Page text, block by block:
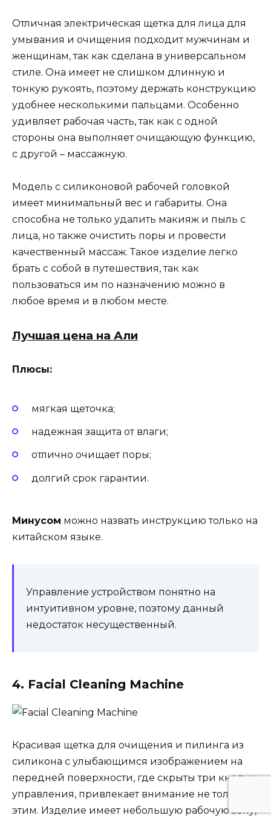
Отличная электрическая щетка для лица для
умывания и очищения подходит мужчинам и
женщинам, так как сделана в универсальном
стиле. Она имеет не слишком длинную и
тонкую рукоять, поэтому держать конструкцию
удобнее несколькими пальцами. Особенно
удивляет рабочая часть, так как с одной
стороны она выполняет очищающую функцию,
с другой – массажную.
Модель с силиконовой рабочей головкой
имеет минимальный вес и габариты. Она
способна не только удалить макияж и пыль с
лица, но также очистить поры и провести
качественный массаж. Такое изделие легко
брать с собой в путешествия, так как
пользоваться им по назначению можно в
любое время и в любом месте.
Лучшая цена на Али
Плюсы:
мягкая щеточка;
надежная защита от влаги;
отлично очищает поры;
долгий срок гарантии.
Минусом можно назвать инструкцию только на
китайском языке.
Управление устройством понятно на
интуитивном уровне, поэтому данный
недостаток несущественный.
4. Facial Cleaning Machine
Красивая щетка для очищения и пилинга из
силикона с улыбающимся изображением на
передней поверхности, где скрыты три кнопки
управления, привлекает внимание не только
этим. Изделие имеет небольшую рабочую зону,